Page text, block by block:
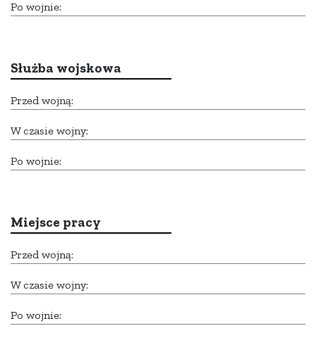
Po wojnie:
Służba wojskowa
Przed wojną:
W czasie wojny:
Po wojnie:
Miejsce pracy
Przed wojną:
W czasie wojny:
Po wojnie: